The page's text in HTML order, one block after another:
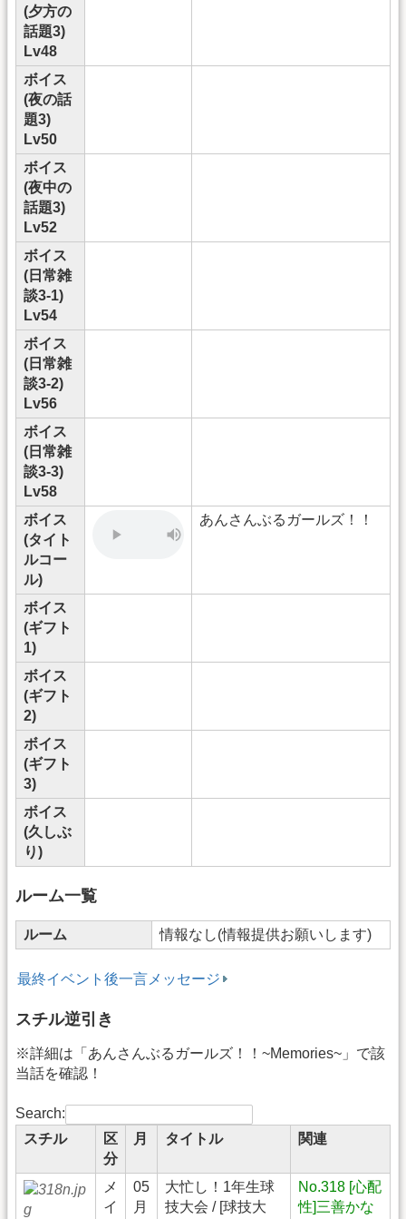
(夕方の
話題3)
Lv48
ボイス
(夜の話
題3)
Lv50
ボイス
(夜中の
話題3)
Lv52
ボイス
(日常雑
談3-1)
Lv54
ボイス
(日常雑
談3-2)
Lv56
ボイス
(日常雑
談3-3)
Lv58
ボイス
(タイト
ルコー
ル)
あんさんぶるガールズ！！
ボイス
(ギフト
1)
ボイス
(ギフト
2)
ボイス
(ギフト
3)
ボイス
(久しぶ
り)
ルーム一覧
ルーム 情報なし(情報提供お願いします)
最終イベント後一言メッセージ
スチル逆引き
※詳細は「あんさんぶるガールズ！！~Memories~」で該
当話を確認！
Search:
スチル
区
分
月 タイトル 関連
メ
イ
05
月
大忙し！1年生球
技大会 / [球技大
No.318 [心配
性]三善かな